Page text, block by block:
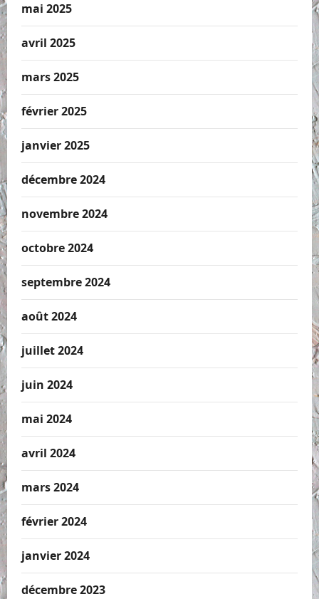
mai 2025
avril 2025
mars 2025
février 2025
janvier 2025
décembre 2024
novembre 2024
octobre 2024
septembre 2024
août 2024
juillet 2024
juin 2024
mai 2024
avril 2024
mars 2024
février 2024
janvier 2024
décembre 2023